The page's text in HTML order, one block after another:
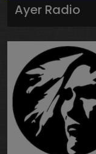
Ayer Radio